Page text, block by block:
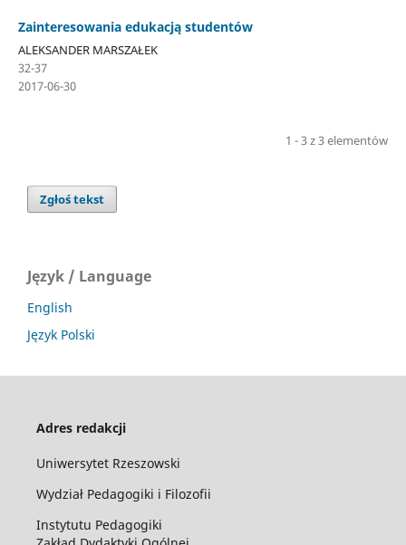
Zainteresowania edukacją studentów
ALEKSANDER MARSZAŁEK
32-37
2017-06-30
1 - 3 z 3 elementów
Zgłoś tekst
Język / Language
English
Język Polski
Adres redakcji
Uniwersytet Rzeszowski
Wydział Pedagogiki i Filozofii
Instytutu Pedagogiki